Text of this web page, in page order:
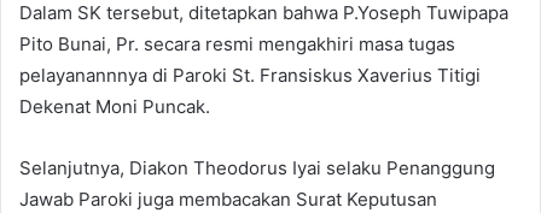
Dalam SK tersebut, ditetapkan bahwa P.Yoseph Tuwipapa
Pito Bunai, Pr. secara resmi mengakhiri masa tugas
pelayanannnya di Paroki St. Fransiskus Xaverius Titigi
Dekenat Moni Puncak.
Selanjutnya, Diakon Theodorus Iyai selaku Penanggung
Jawab Paroki juga membacakan Surat Keputusan